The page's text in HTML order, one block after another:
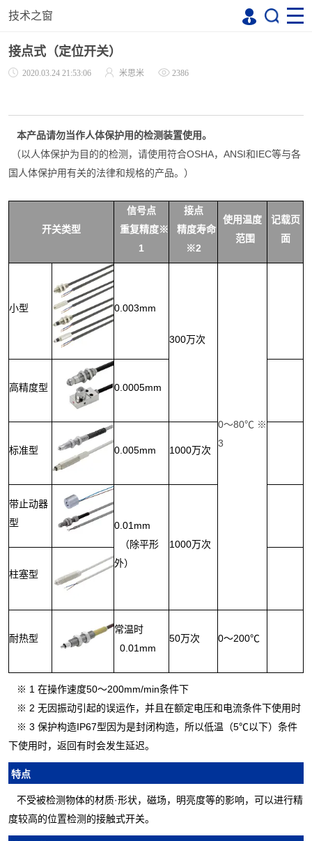
技术之窗
接点式（定位开关）
2020.03.24 21:53:06 米思米 2386
本产品请勿当作人体保护用的检测装置使用。
（以人体保护为目的的检测，请使用符合OSHA，ANSI和IEC等与各
国人体保护用有关的法律和规格的产品。）
开关类型
信号点
重复精度※
1
接点
精度寿命
※2
使用温度
范围
记载页
面
小型 0.003mm
300万次
0～80℃ ※
3
高精度型 0.0005mm
标准型 0.005mm 1000万次
带止动器
型
0.01mm
（除平形
外）
1000万次
柱塞型
耐热型
常温时
0.01mm
50万次 0～200℃
※ 1 在操作速度50～200mm/min条件下
※ 2 无因振动引起的误运作，并且在额定电压和电流条件下使用时
※ 3 保护构造IP67型因为是封闭构造，所以低温（5℃以下）条件
下使用时，返回有时会发生延迟。
特点
不受被检测物体的材质·形状，磁场，明亮度等的影响，可以进行精
度较高的位置检测的接触式开关。